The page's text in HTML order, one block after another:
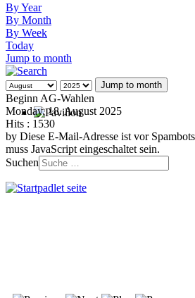
By Year
By Month
By Week
Today
Jump to month
Jump to month
Beginn AG-Wahlen
Monday, 18. August 2025
Hits : 1530
by Diese E-Mail-Adresse ist vor
muss JavaScript eingeschaltet sein.
Suchen